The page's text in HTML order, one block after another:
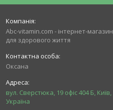
Abc-vitamin.com - інтернет-магазин
для здорового життя
Оксана
вул. Сверстюка, 19 офіс 404 Б, Київ,
Україна